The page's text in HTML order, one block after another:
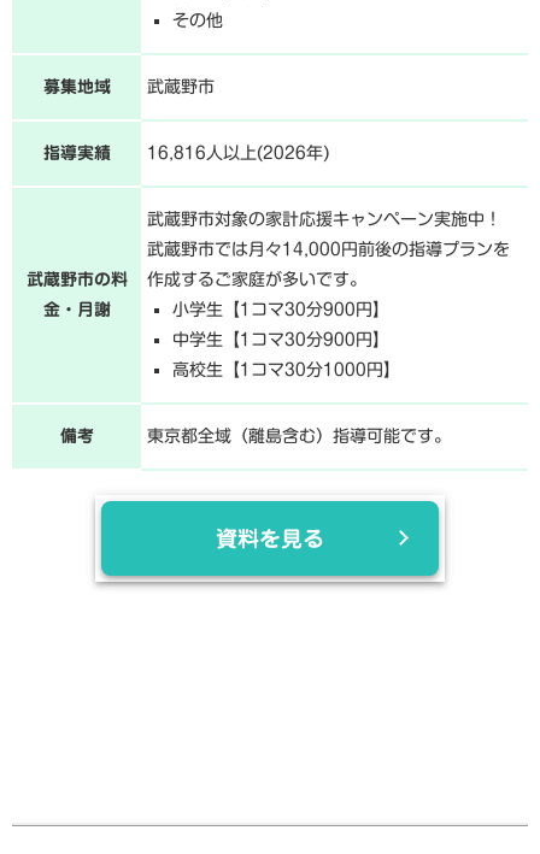
その他
募集地域 武蔵野市
指導実績 16,816人以上(2026年)
武蔵野市の料
金・月謝
武蔵野市対象の家計応援キャンペーン実施中！
武蔵野市では月々14,000円前後の指導プランを
作成するご家庭が多いです。
小学生【1コマ30分900円】
中学生【1コマ30分900円】
高校生【1コマ30分1000円】
備考 東京都全域（離島含む）指導可能です。
資料を見る